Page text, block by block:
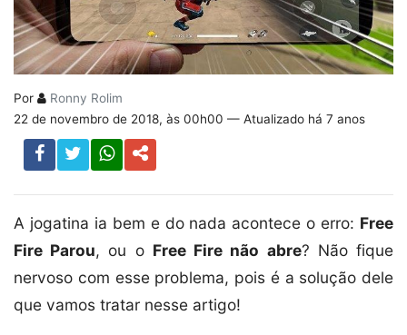
Por
Ronny Rolim
22 de novembro de 2018, às 00h00 — Atualizado há 7 anos
A jogatina ia bem e do nada acontece o erro: Free
Fire Parou, ou o Free Fire não abre? Não fique
nervoso com esse problema, pois é a solução dele
que vamos tratar nesse artigo!